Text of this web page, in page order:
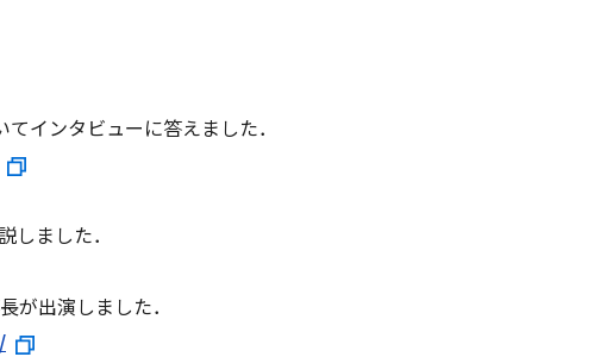
インタビューに答えました．
ました．
出演しました．